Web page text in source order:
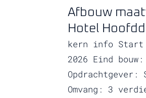
Afbouw
Hotel
kern info
2026 Eind
Opdrachtgever:
Omvang: 3